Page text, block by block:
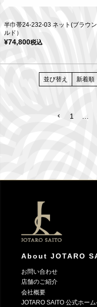
半巾帯24-232-03 ネット(ブラウ
ルド）
¥74,800税込
並び替え 新着順
1
About JOTARO
お問い合わせ
店舗のご紹介
会社概要
JOTARO SAITO 公式ホー